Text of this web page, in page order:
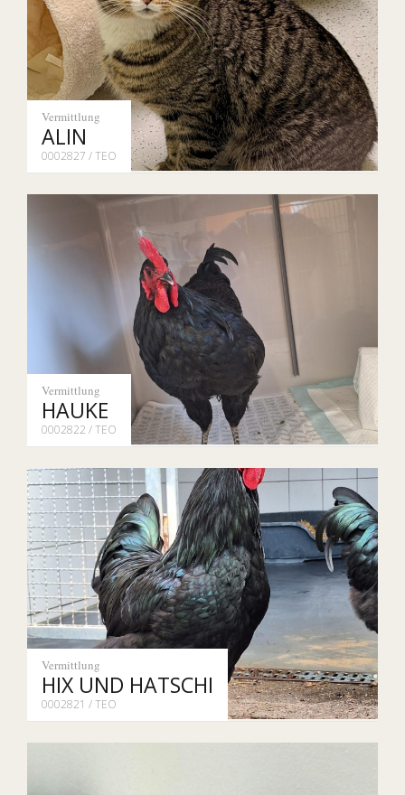
Vermittlung
ALIN
0002827 / TEO
Vermittlung
HAUKE
0002822 / TEO
Vermittlung
HIX UND HATSCHI
0002821 / TEO